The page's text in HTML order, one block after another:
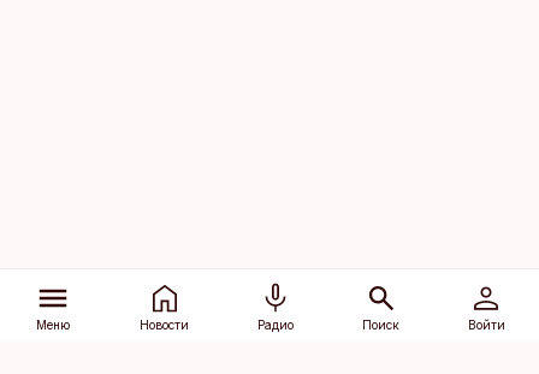
Меню Новости Радио Поиск Войти